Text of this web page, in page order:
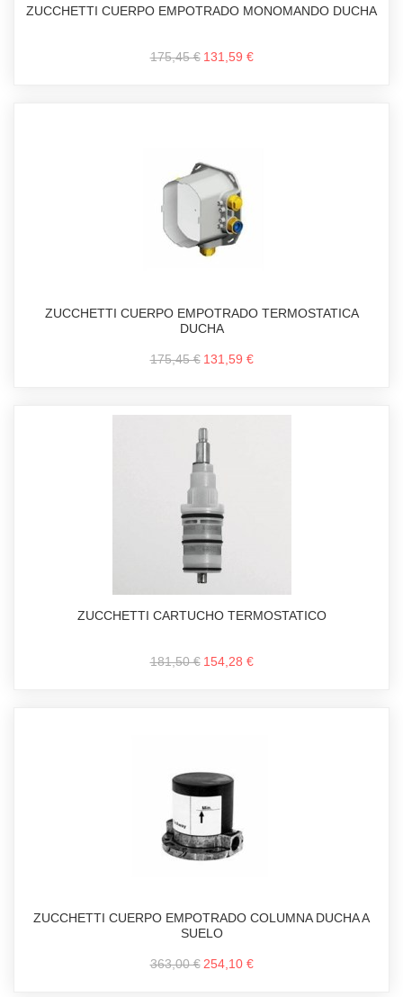
ZUCCHETTI CUERPO EMPOTRADO MONOMANDO DUCHA
175,45 € 131,59 €
ZUCCHETTI CUERPO EMPOTRADO TERMOSTATICA
DUCHA
175,45 € 131,59 €
ZUCCHETTI CARTUCHO TERMOSTATICO
181,50 € 154,28 €
ZUCCHETTI CUERPO EMPOTRADO COLUMNA DUCHA A
SUELO
363,00 € 254,10 €